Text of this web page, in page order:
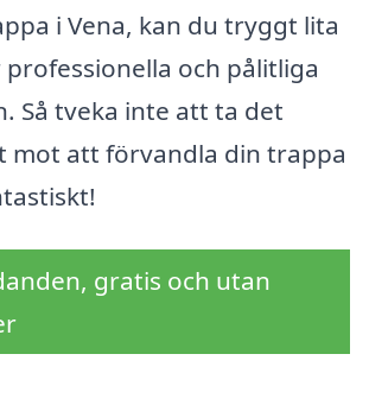
i Vena, kan du tryggt lita
och pålitliga
Så tveka inte att ta det
mot att förvandla din trappa
gratis och utan